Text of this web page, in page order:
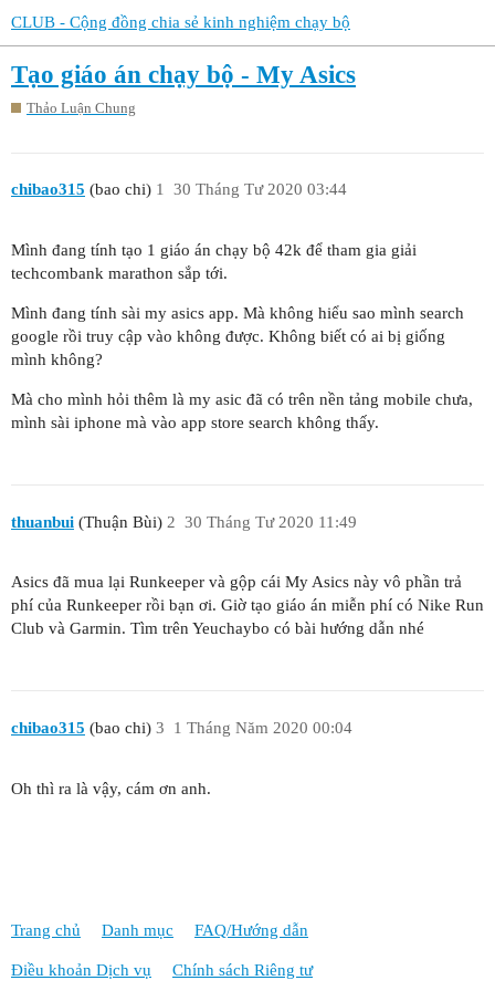
CLUB - Cộng đồng chia sẻ kinh nghiệm chạy bộ
Tạo giáo án chạy bộ - My Asics
Thảo Luận Chung
chibao315 (bao chi) 30 Tháng Tư 2020 03:44
1
Mình đang tính tạo 1 giáo án chạy bộ 42k để tham gia giải
techcombank marathon sắp tới.
Mình đang tính sài my asics app. Mà không hiểu sao mình search
google rồi truy cập vào không được. Không biết có ai bị giống
mình không?
Mà cho mình hỏi thêm là my asic đã có trên nền tảng mobile chưa,
mình sài iphone mà vào app store search không thấy.
thuanbui (Thuận Bùi) 30 Tháng Tư 2020 11:49
2
Asics đã mua lại Runkeeper và gộp cái My Asics này vô phần trả
phí của Runkeeper rồi bạn ơi. Giờ tạo giáo án miễn phí có Nike Run
Club và Garmin. Tìm trên Yeuchaybo có bài hướng dẫn nhé
chibao315 (bao chi) 1 Tháng Năm 2020 00:04
3
Oh thì ra là vậy, cám ơn anh.
Trang chủ Danh mục FAQ/Hướng dẫn
Điều khoản Dịch vụ Chính sách Riêng tư